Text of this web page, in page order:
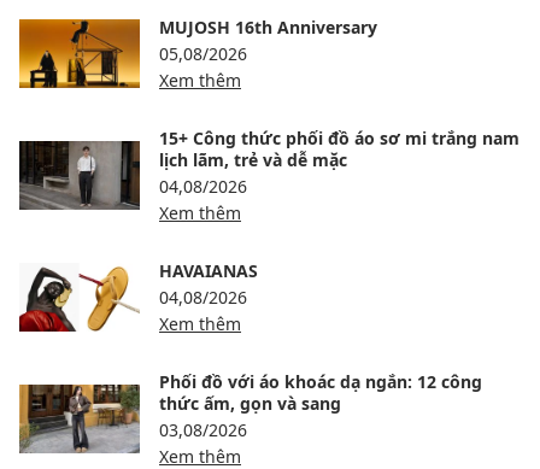
MUJOSH 16th Anniversary
05,08/2026
Xem thêm
15+ Công thức phối đồ áo sơ mi trắng nam
lịch lãm, trẻ và dễ mặc
04,08/2026
Xem thêm
HAVAIANAS
04,08/2026
Xem thêm
Phối đồ với áo khoác dạ ngắn: 12 công
thức ấm, gọn và sang
03,08/2026
Xem thêm